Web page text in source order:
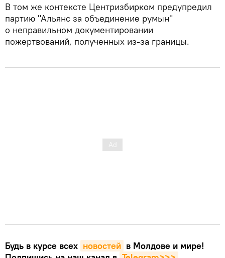
В том же контексте Центризбирком предупредил
партию "Альянс за объединение румын"
о неправильном документировании
пожертвований, полученных из-за границы.
Будь в курсе всех новостей в Молдове и мире!